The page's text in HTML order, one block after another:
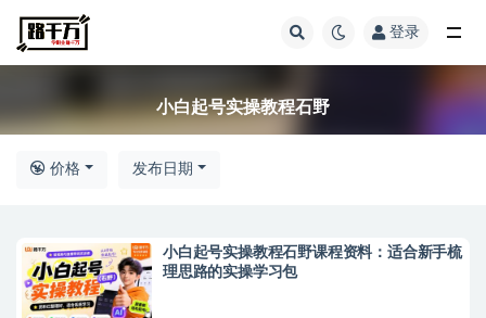
登录
小白起号实操教程石野
价格 发布日期
小白起号实操教程石野课程资料：适合新手梳
理思路的实操学习包